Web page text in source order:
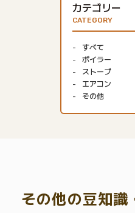
カテゴリー
CATEGORY
すべて
ボイラー
ストーブ
エアコン
その他
その他の豆知識